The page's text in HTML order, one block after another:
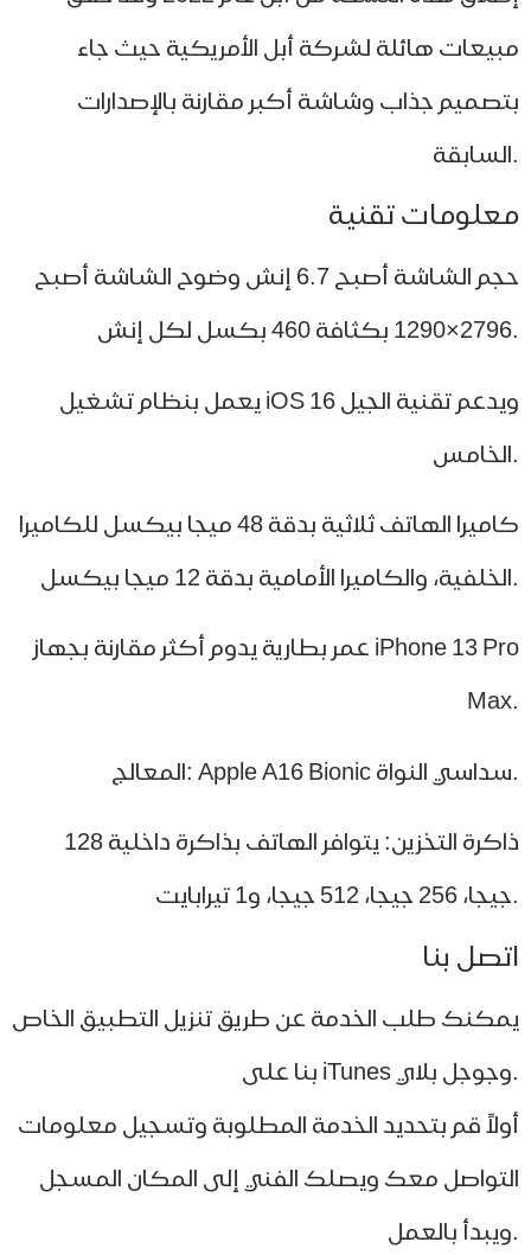
هائلة لشركة أبل الأمريكية حيث جاء
جذاب وشاشة أكبر مقارنة بالإصدارات
تقنية
حجم الشاشة أصبح 6.7 إنش وضوح الشاشة أصبح
يعمل بنظام تشغيل iOS 16 ويدعم تقنية الجيل
كاميرا الهاتف ثلاثية بدقة 48 ميجا بيكسل للكاميرا
عمر بطارية يدوم أكثر مقارنة بجهاز iPhone 13 Pro
ذاكرة التخزين: يتوافر الهاتف بذاكرة داخلية 128
بنا
طلب الخدمة عن طريق تنزيل التطبيق الخاص
قم بتحديد الخدمة المطلوبة وتسجيل معلومات
معك ويصلك الفني إلى المكان المسجل